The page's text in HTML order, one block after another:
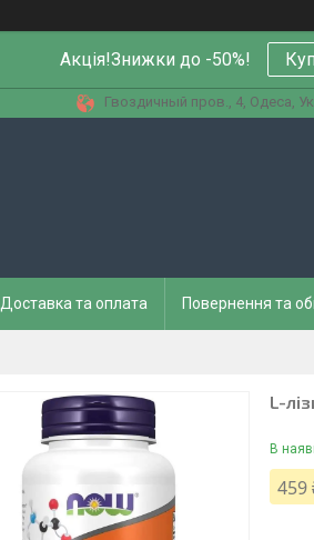
Акція!Знижки до -50%!
Гвоздичный пров., 4, Одеса,
Доставка та оплата Повернення та
L-
В
459